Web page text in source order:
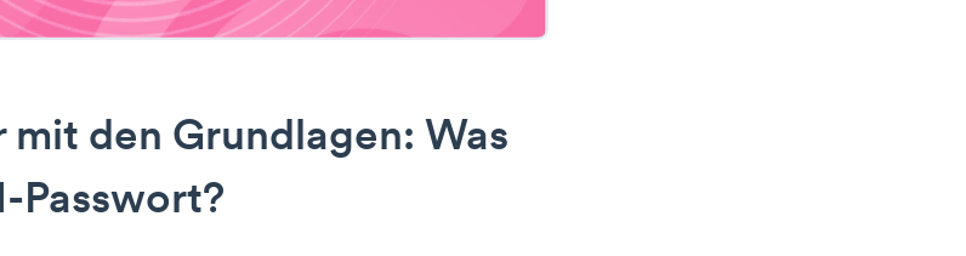
mit den Grundlagen: Was
Passwort?